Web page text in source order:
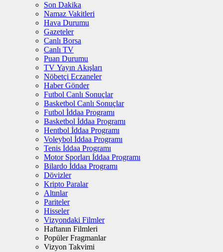
Son Dakika
Namaz Vakitleri
Hava Durumu
Gazeteler
Canlı Borsa
Canlı TV
Puan Durumu
TV Yayın Akışları
Nöbetçi Eczaneler
Haber Gönder
Futbol Canlı Sonuçlar
Basketbol Canlı Sonuçlar
Futbol İddaa Programı
Basketbol İddaa Programı
Hentbol İddaa Programı
Voleybol İddaa Programı
Tenis İddaa Programı
Motor Sporları İddaa Programı
Bilardo İddaa Programı
Dövizler
Kripto Paralar
Altınlar
Pariteler
Hisseler
Vizyondaki Filmler
Haftanın Filmleri
Popüler Fragmanlar
Vizyon Takvimi